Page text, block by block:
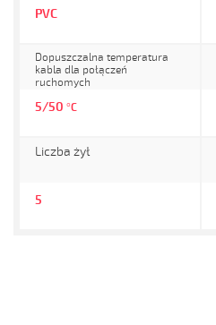
PVC
Dopuszczalna temperatura
kabla dla połączeń
ruchomych
5/50 °C
Liczba żył
5